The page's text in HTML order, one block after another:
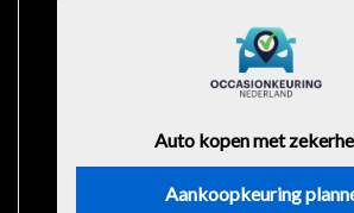
Auto kopen met
Aankoopkeuring